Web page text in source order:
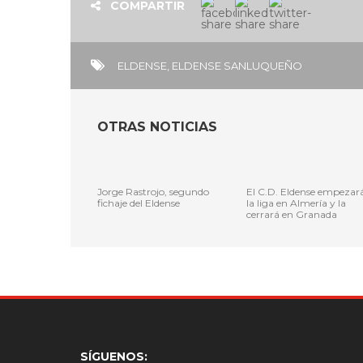
COMPARTIR
ELDENSE, ELDENSE SANLUQUEÑO
OTRAS NOTICIAS
Jorge Rastrojo, segundo
fichaje del Eldense
El C.D. Eldense
la liga en Almería y la
cerrará en Granada
SÍGUENOS: